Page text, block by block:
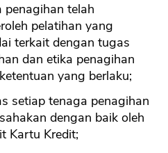
penagihan telah
pelatihan yang
terkait dengan tugas
dan etika penagihan
yang berlaku;
setiap tenaga penagihan
dengan baik oleh
Kartu Kredit;